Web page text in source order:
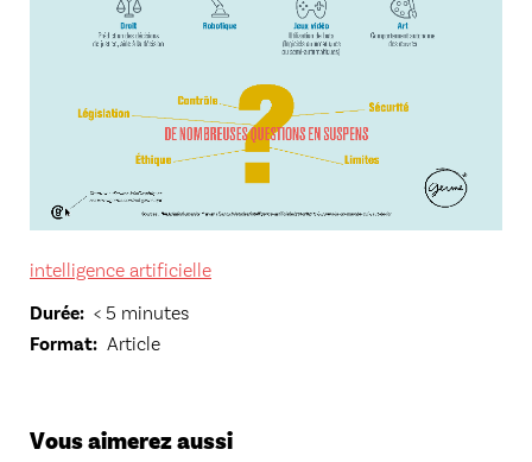
intelligence artificielle
Durée
< 5 minutes
Format
Article
Vous aimerez aussi